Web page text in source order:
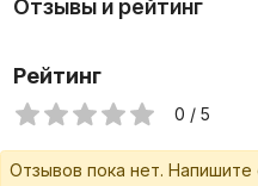
Отзывы и рейтинг
Рейтинг
0 / 5
Отзывов пока нет. Напишите